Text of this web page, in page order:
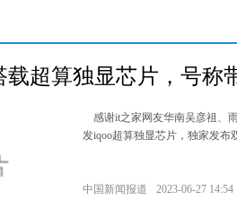
载超算独显芯片，号称
感谢it之家网友华南吴彦祖、
发iqoo超算独显芯片，独家发布
中国新闻报道 2023-06-27 14:54